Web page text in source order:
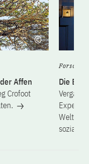
Affen
Crofoot
Die
soziale...